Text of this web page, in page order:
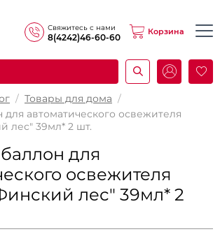
Свяжитесь с нами
8(4242)46-60-60
Корзина
/ Товары для дома /
автоматического освежителя
лес" 39мл* 2 шт.
для
освежителя
лес" 39мл* 2